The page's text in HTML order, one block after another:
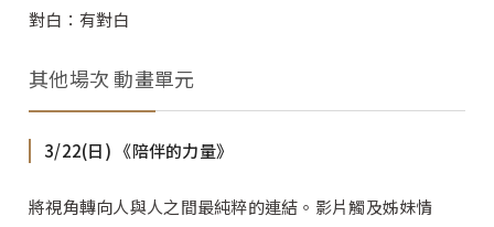
對白：有對白
其他場次 動畫單元
3/22(日) 《陪伴的力量》
將視角轉向人與人之間最純粹的連結。影片觸及姊妹情